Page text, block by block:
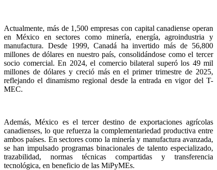
Actualmente, más de 1,500 empresas con capital canadiense operan
en México en sectores como minería, energía, agroindustria y
manufactura. Desde 1999, Canadá ha invertido más de 56,800
millones de dólares en nuestro país, consolidándose como el tercer
socio comercial. En 2024, el comercio bilateral superó los 49 mil
millones de dólares y creció más en el primer trimestre de 2025,
reflejando el dinamismo regional desde la entrada en vigor del T-
MEC.
Además, México es el tercer destino de exportaciones agrícolas
canadienses, lo que refuerza la complementariedad productiva entre
ambos países. En sectores como la minería y manufactura avanzada,
se han impulsado programas binacionales de talento especializado,
trazabilidad, normas técnicas compartidas y transferencia
tecnológica, en beneficio de las MiPyMEs.